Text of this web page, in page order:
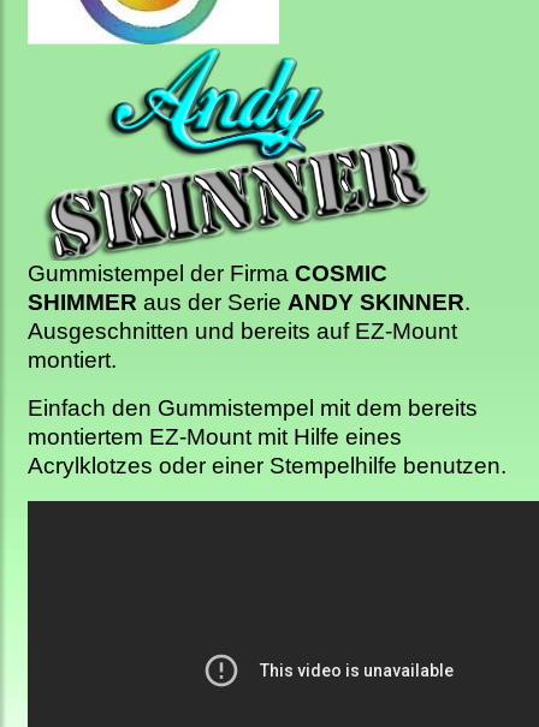
Gummistempel der Firma COSMIC
SHIMMER aus der Serie ANDY SKINNER.
Ausgeschnitten und bereits auf EZ-Mount
montiert.
Einfach den Gummistempel mit dem bereits
montiertem EZ-Mount mit Hilfe eines
Acrylklotzes oder einer Stempelhilfe benutzen.